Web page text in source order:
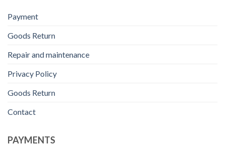
Payment
Goods Return
Repair and maintenance
Privacy Policy
Goods Return
Contact
PAYMENTS